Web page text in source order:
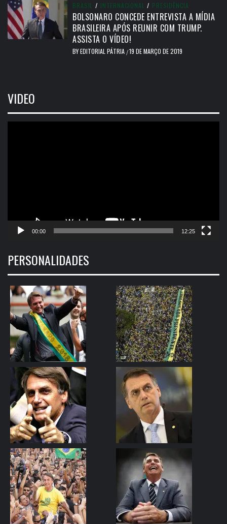
BRASIL / INTERNACIONAL / PRESIDÊNCIA
BOLSONARO CONCEDE ENTREVISTA A MÍDIA
BRASILEIRA APÓS REUNIR COM TRUMP.
ASSISTA O VÍDEO!
BYEDITORIAL PÁTRIA /19 DE MARÇO DE 2019
VIDEO
00:00 12:25
PERSONALIDADES